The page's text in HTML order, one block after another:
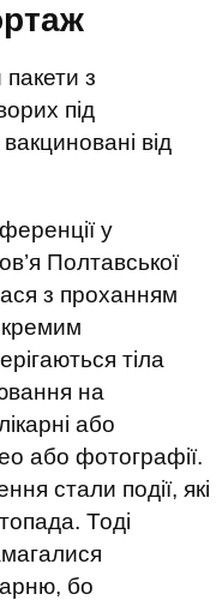
з
під
від
у
Полтавської
з проханням
тіла
на
або
або фотографії.
стали події, які
Тоді
бо